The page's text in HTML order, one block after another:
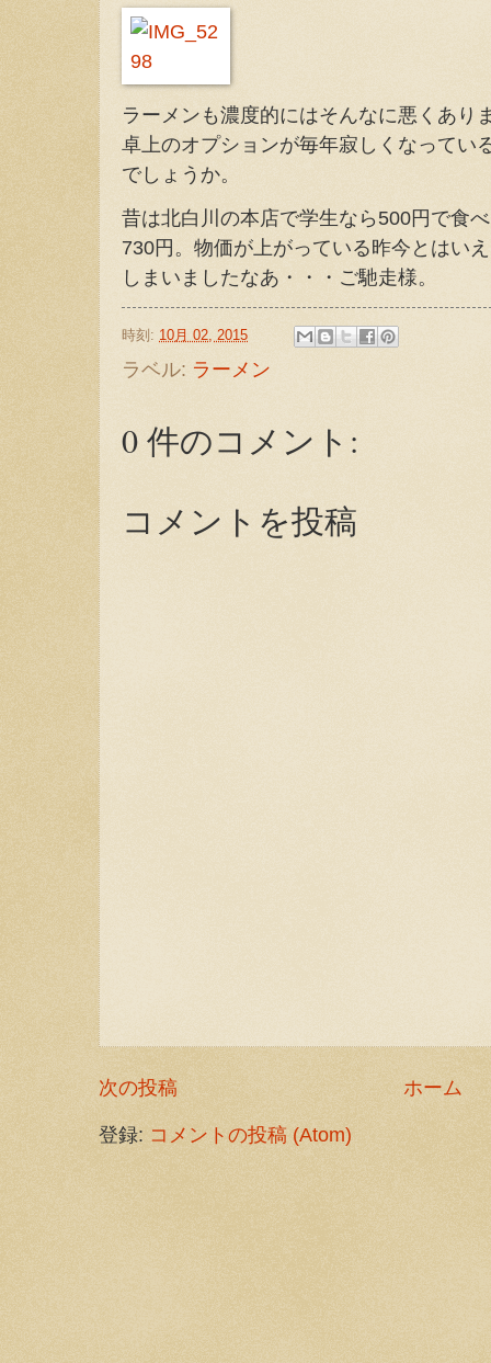
ラーメンも濃度的にはそんなに悪くあり
卓上のオプションが毎年寂しくなってい
でしょうか。
昔は北白川の本店で学生なら500円で食
730円。物価が上がっている昨今とはい
しまいましたなあ・・・ご馳走様。
時刻: 10月 02, 2015
ラベル: ラーメン
0 件のコメント:
コメントを投稿
次の投稿 ホーム
登録: コメントの投稿 (Atom)